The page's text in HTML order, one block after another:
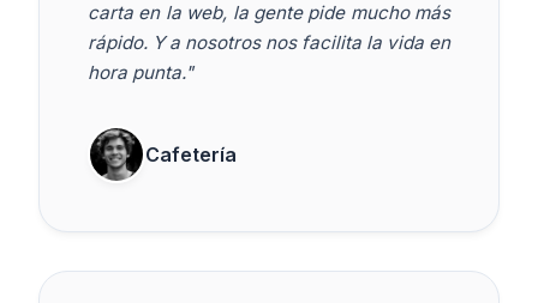
carta en la web, la gente pide mucho más
rápido. Y a nosotros nos facilita la vida en
hora punta."
Cafetería